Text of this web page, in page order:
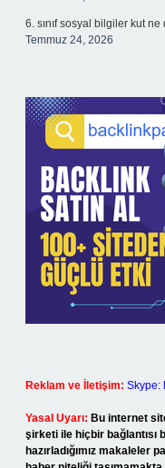
6. sınıf sosyal bilgiler kut
Temmuz 24, 2026
Reklam ve İletişim: Skype:
Yasal Uyarı: Bu internet
şirketi ile hiçbir bağlantısı
hazırladığımız makaleler